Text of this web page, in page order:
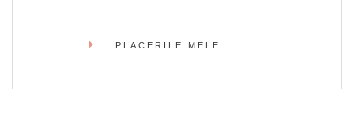
PLACERILE MELE